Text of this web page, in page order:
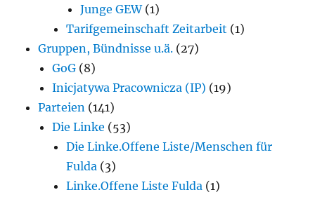
Junge GEW(1)
Tarifgemeinschaft Zeitarbeit (1)
Gruppen, Bündnisse u.ä. (27)
GoG (8)
Inicjatywa Pracownicza (IP) (19)
Parteien (141)
Die Linke (53)
Die Linke.Offene Liste/Menschen für
Fulda (3)
Linke.Offene Liste Fulda (1)